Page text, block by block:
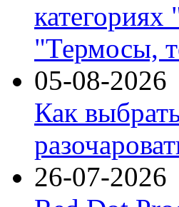
"Термосы,
05-08-2026
Как
26-07-2026